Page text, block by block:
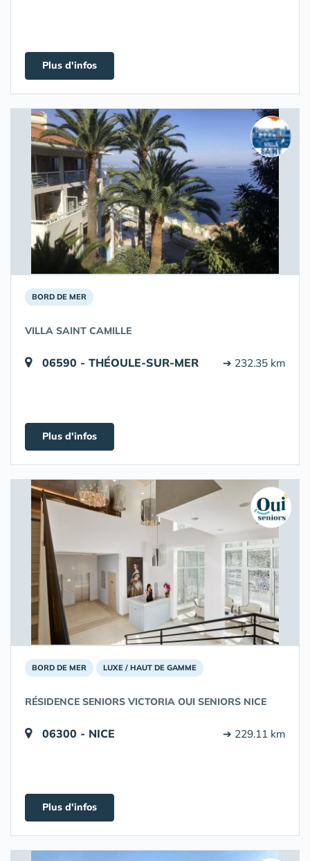
Plus d'infos
BORD DE MER
VILLA SAINT CAMILLE
06590 - THÉOULE-SUR-MER ➔ 232.35 km
Plus d'infos
BORD DE MER LUXE / HAUT DE GAMME
RÉSIDENCE SENIORS VICTORIA OUI SENIORS NICE
06300 - NICE ➔ 229.11 km
Plus d'infos